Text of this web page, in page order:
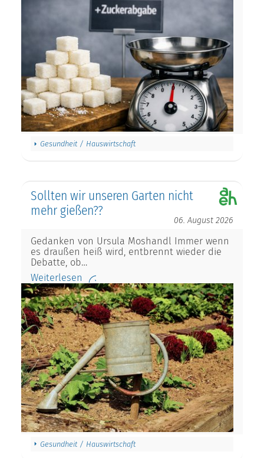
Gesundheit / Hauswirtschaft
Sollten wir unseren Garten nicht
mehr gießen??
06. August 2026
Gedanken von Ursula Moshandl Immer wenn
es draußen heiß wird, entbrennt wieder die
Debatte, ob…
Weiterlesen
Gesundheit / Hauswirtschaft